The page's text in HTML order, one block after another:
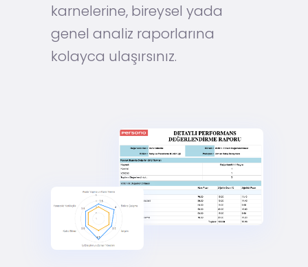
karnelerine, bireysel yada
genel analiz raporlarına
kolayca ulaşırsınız.